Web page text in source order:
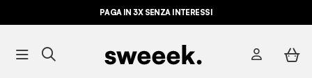
ULTIME OCCASIONI FINO AL -70%*
PAGA IN 3X SENZA INTERESSI